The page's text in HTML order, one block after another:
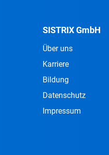
SISTRIX GmbH
Über uns
Karriere
Bildung
Datenschutz
Impressum